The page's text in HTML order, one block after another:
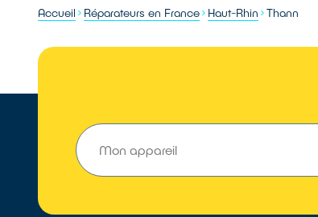
Accueil Réparateurs en France Haut-Rhin Thann